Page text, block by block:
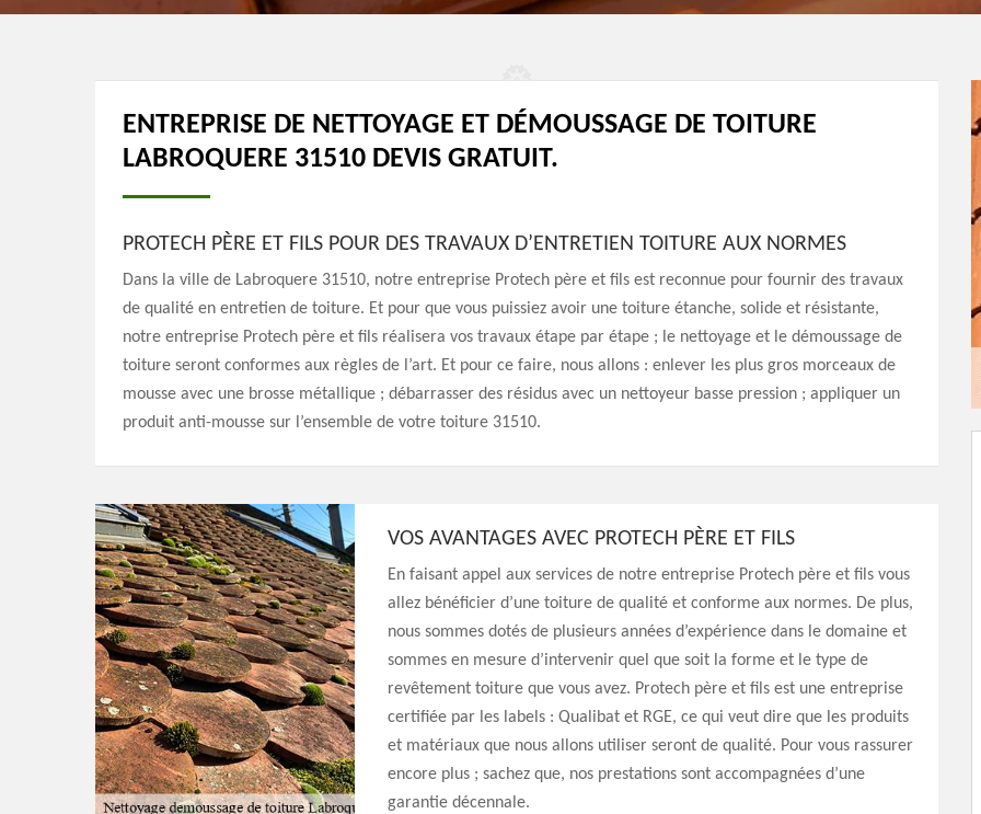
ENTREPRISE DE NETTOYAGE ET DÉMOUSSAGE DE TOITURE
LABROQUERE 31510 DEVIS GRATUIT.
PROTECH PÈRE ET FILS POUR DES TRAVAUX D’ENTRETIEN TOITURE AUX NORMES
Dans la ville de Labroquere 31510, notre entreprise Protech père et fils est reconnue pour fournir des travaux
de qualité en entretien de toiture. Et pour que vous puissiez avoir une toiture étanche, solide et résistante,
notre entreprise Protech père et fils réalisera vos travaux étape par étape ; le nettoyage et le démoussage de
toiture seront conformes aux règles de l’art. Et pour ce faire, nous allons : enlever les plus gros morceaux de
mousse avec une brosse métallique ; débarrasser des résidus avec un nettoyeur basse pression ; appliquer un
produit anti-mousse sur l’ensemble de votre toiture 31510.
VOS AVANTAGES AVEC PROTECH PÈRE ET FILS
En faisant appel aux services de notre entreprise Protech père et fils vous
allez bénéficier d’une toiture de qualité et conforme aux normes. De plus,
nous sommes dotés de plusieurs années d’expérience dans le domaine et
sommes en mesure d’intervenir quel que soit la forme et le type de
revêtement toiture que vous avez. Protech père et fils est une entreprise
certifiée par les labels : Qualibat et RGE, ce qui veut dire que les produits
et matériaux que nous allons utiliser seront de qualité. Pour vous rassurer
encore plus ; sachez que, nos prestations sont accompagnées d’une
garantie décennale.